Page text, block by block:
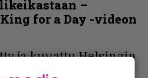
–
for a Day -videon
ja kuvattu Helsingin
2023.